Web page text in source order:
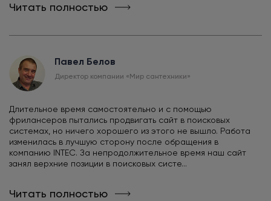
Читать полностью
Павел Белов
Директор компании «Мир сантехники»
Длительное время самостоятельно и с помощью
фрилансеров пытались продвигать сайт в поисковых
системах, но ничего хорошего из этого не вышло. Работа
изменилась в лучшую сторону после обращения в
компанию INTEC. За непродолжительное время наш сайт
занял верхние позиции в поисковых систе...
Читать полностью